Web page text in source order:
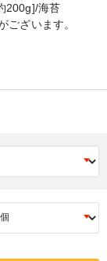
200g]/海苔
ざいます。